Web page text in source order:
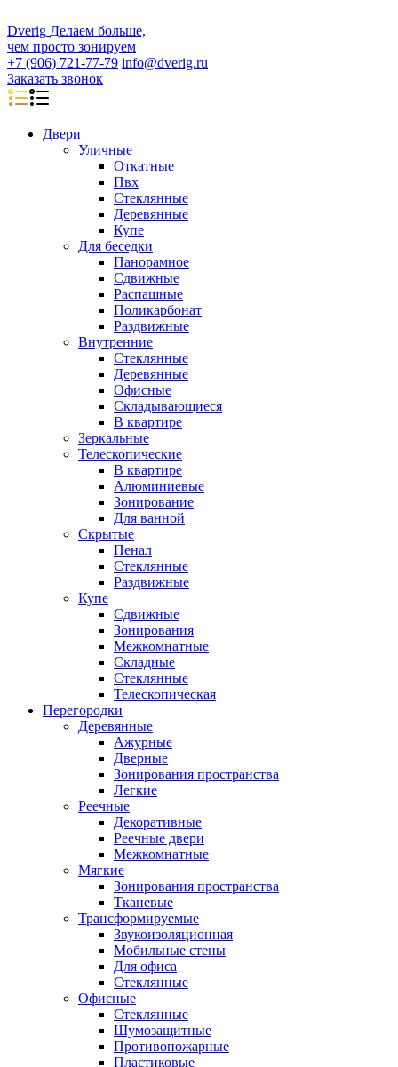
Dverig Делаем больше,
чем просто зонируем
+7 (906) 721-77-79 info@dverig.ru
Заказать звонок
Двери
Уличные
Откатные
Пвх
Стеклянные
Деревянные
Купе
Для беседки
Панорамное
Сдвижные
Распашные
Поликарбонат
Раздвижные
Внутренние
Стеклянные
Деревянные
Офисные
Складывающиеся
В квартире
Зеркальные
Телескопические
В квартире
Алюминиевые
Зонирование
Для ванной
Скрытые
Пенал
Стеклянные
Раздвижные
Купе
Сдвижные
Зонирования
Межкомнатные
Складные
Стеклянные
Телескопическая
Перегородки
Деревянные
Ажурные
Дверные
Зонирования пространства
Легкие
Реечные
Декоративные
Реечные двери
Межкомнатные
Мягкие
Зонирования пространства
Тканевые
Трансформируемые
Звукоизоляционная
Мобильные стены
Для офиса
Стеклянные
Офисные
Стеклянные
Шумозащитные
Противопожарные
Пластиковые